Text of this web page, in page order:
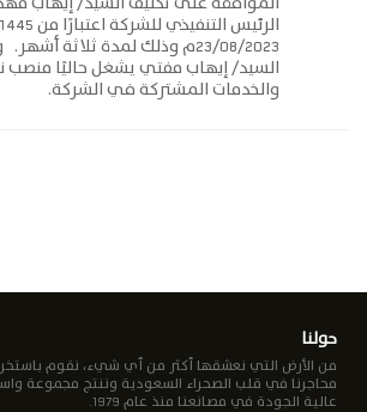
23/08/2023م وذلك لمدة ثلاثة
السيد/ إيهاب مفتي يشغل حاليًا منصب
والخدمات المشتركة في الشركة.
حولنا
من الأرض التي نعشقها أكثر من أي شيء، نقوم
محاجرنا في قلب الصحراء السعودية وننتج مجموعة
عالية الجودة في مصانعنا منذ عام 1979.